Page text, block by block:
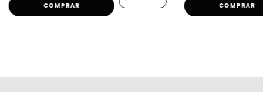
COMPRAR COMPRAR